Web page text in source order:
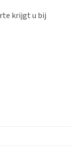
krijgt u bij